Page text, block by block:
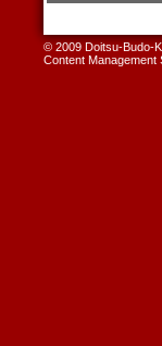
© 2009 Doitsu-Budo-
Content